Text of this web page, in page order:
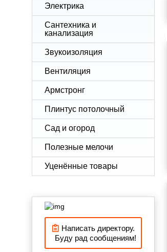
Электрика
Сантехника и
канализация
Звукоизоляция
Вентиляция
Армстронг
Плинтус потолочный
Сад и огород
Полезные мелочи
Уценённые товары
Написать директору.
Буду рад сообщениям!